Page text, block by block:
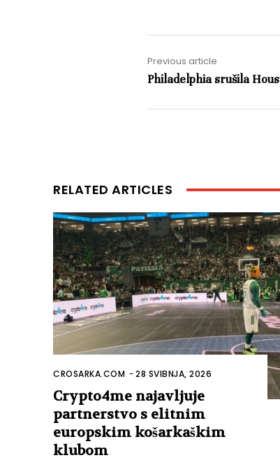
Previous article
Philadelphia srušila
RELATED ARTICLES
CROSARKA.COM -28 SVIBNJA, 2026
Crypto4me najavljuje
partnerstvo s elitnim
europskim košarkaškim
klubom